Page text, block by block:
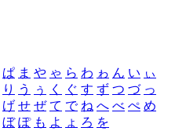
ぱ ま や ゃ ら わ ゎ ん い ぃ
り う ぅ く ぐ す ず つ づ っ
げ せ ぜ て で ね へ べ ぺ め
ぼ ぽ も よ ょ ろ を